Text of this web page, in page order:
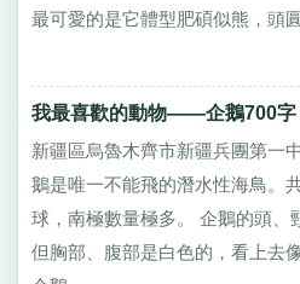
最可愛的是它體型肥碩似熊，頭
我最喜歡的動物——企鵝700字
新疆區烏魯木齊市新疆兵團第一
鵝是唯一不能飛的潛水性海鳥。
球，南極數量極多。 企鵝的頭、
但胸部、腹部是白色的，看上去